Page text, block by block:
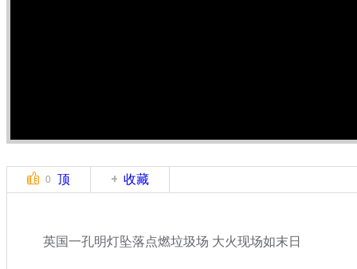
0 顶 收藏
英国一孔明灯坠落点燃垃圾场 大火现场如末日